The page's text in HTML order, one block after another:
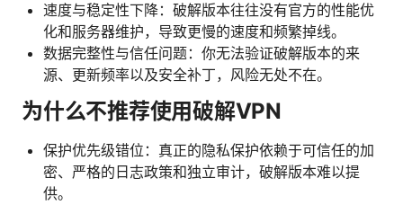
速度与稳定性下降：破解版本往往没有官方的性能优
化和服务器维护，导致更慢的速度和频繁掉线。
数据完整性与信任问题：你无法验证破解版本的来
源、更新频率以及安全补丁，风险无处不在。
为什么不推荐使用破解VPN
保护优先级错位：真正的隐私保护依赖于可信任的加
密、严格的日志政策和独立审计，破解版本难以提
供。